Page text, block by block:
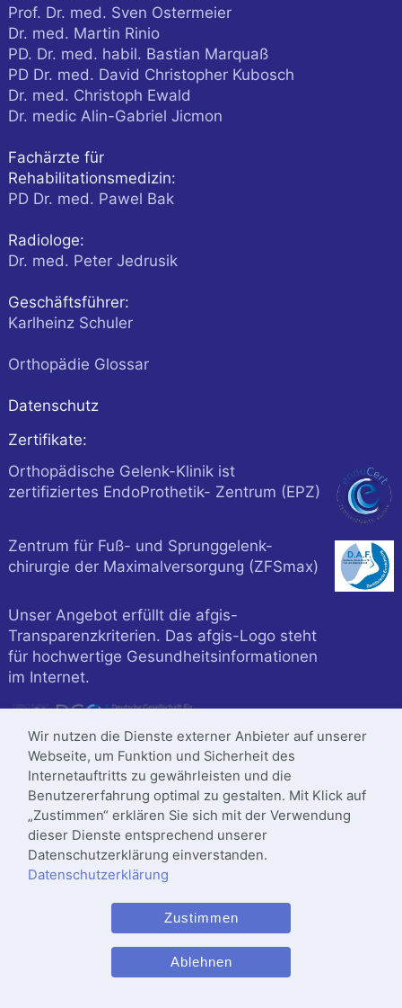
Prof. Dr. med. Sven Ostermeier
Dr. med. Martin Rinio
PD. Dr. med. habil. Bastian Marquaß
PD Dr. med. David Christopher Kubosch
Dr. med. Christoph Ewald
Dr. medic Alin-Gabriel Jicmon
Fachärzte für
Rehabilitationsmedizin:
PD Dr. med. Pawel Bak
Radiologe:
Dr. med. Peter Jedrusik
Geschäftsführer:
Karlheinz Schuler
Orthopädie Glossar
Datenschutz
Zertifikate:
Orthopädische Gelenk-Klinik ist
zertifiziertes EndoProthetik- Zentrum (EPZ)
Zentrum für Fuß- und Sprunggelenk-
chirurgie der Maximalversorgung (ZFSmax)
Unser Angebot erfüllt die afgis-
Transparenzkriterien. Das afgis-Logo steht
für hochwertige Gesundheitsinformationen
im Internet.
Klinik ist zertifiziert nach
Letzte Änderung: 28.08.2025
Wir nutzen die Dienste externer Anbieter auf unserer
Webseite, um Funktion und Sicherheit des
Internetauftritts zu gewährleisten und die
Benutzererfahrung optimal zu gestalten. Mit Klick auf
„Zustimmen“ erklären Sie sich mit der Verwendung
dieser Dienste entsprechend unserer
Datenschutzerklärung einverstanden.
Datenschutzerklärung
Zustimmen
Ablehnen